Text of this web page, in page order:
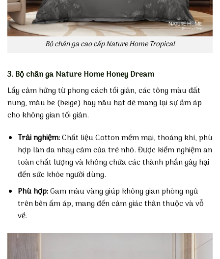
Bộ chăn ga cao cấp Nature Home Tropical
3. Bộ chăn ga Nature Home Honey Dream
Lấy cảm hứng từ phong cách tối giản, các tông màu đất
nung, màu be (beige) hay nâu hạt dẻ mang lại sự ấm áp
cho không gian tối giản.
Trải nghiệm:Chất liệu Cotton mềm mại, thoáng khí, phù
hợp làn da nhạy cảm của trẻ nhỏ. Được kiểm nghiệm an
toàn chất lượng và không chứa các thành phần gây hại
đến sức khỏe người dùng.
Phù hợp:Gam màu vàng giúp không gian phòng ngủ
trên bên ấm áp, mang đến cảm giác thân thuộc và vỗ
về.